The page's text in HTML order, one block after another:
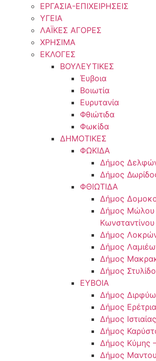
ΕΡΓΑΣΙΑ-ΕΠΙΧΕΙΡΗΣΕΙΣ
ΥΓΕΙΑ
ΛΑΪΚΕΣ ΑΓΟΡΕΣ
ΧΡΗΣΙΜΑ
ΕΚΛΟΓΕΣ
ΒΟΥΛΕΥΤΙΚΕΣ
Έυβοια
Βοιωτία
Ευρυτανία
Φθιώτιδα
Φωκίδα
ΔΗΜΟΤΙΚΕΣ
ΦΩΚΙΔΑ
Δήμος
Δήμος
ΦΘΙΩΤΙΔΑ
Δήμος
Δήμος Μώλου
Κωνσταντίνου
Δήμος
Δήμος
Δήμος
Δήμος
ΕΥΒΟΙΑ
Δήμος
Δήμος
Δήμος
Δήμος
Δήμος Κύμης
Δήμος